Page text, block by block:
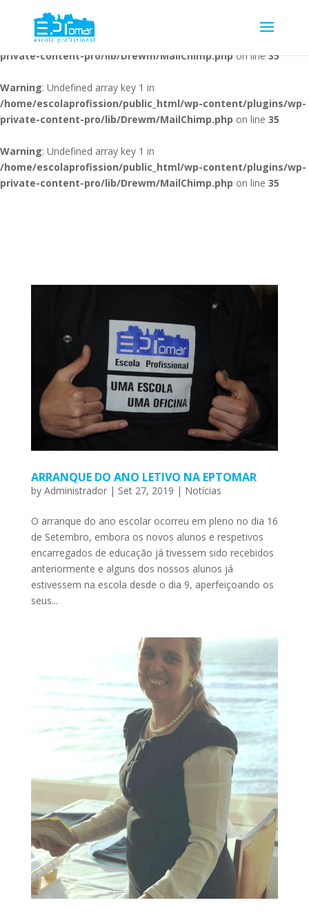
Warning: Undefined array key 1 in
/home/escolaprofission/public_html/wp-content/plugins/wp-
private-content-pro/lib/Drewm/MailChimp.phpon line35
Warning: Undefined array key 1 in
/home/escolaprofission/public_html/wp-content/plugins/wp-
private-content-pro/lib/Drewm/MailChimp.php on line 35
Warning: Undefined array key 1 in
/home/escolaprofission/public_html/wp-content/plugins/wp-
private-content-pro/lib/Drewm/MailChimp.php on line 35
ARRANQUE DO ANO LETIVO NA EPTOMAR
by Administrador| Set 27, 2019 | Notícias
O arranque do ano escolar ocorreu em pleno no dia 16
de Setembro, embora os novos alunos e respetivos
encarregados de educação já tivessem sido recebidos
anteriormente e alguns dos nossos alunos já
estivessem na escola desde o dia 9, aperfeiçoando os
seus...